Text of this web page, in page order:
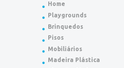
Home
Playgrounds
Brinquedos
Pisos
Mobiliários
Madeira Plástica